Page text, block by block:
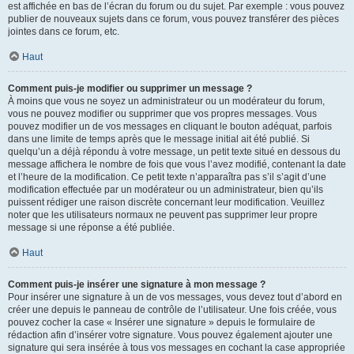
est affichée en bas de l’écran du forum ou du sujet. Par exemple : vous pouvez
publier de nouveaux sujets dans ce forum, vous pouvez transférer des pièces
jointes dans ce forum, etc.
Haut
Comment puis-je modifier ou supprimer un message ?
À moins que vous ne soyez un administrateur ou un modérateur du forum,
vous ne pouvez modifier ou supprimer que vos propres messages. Vous
pouvez modifier un de vos messages en cliquant le bouton adéquat, parfois
dans une limite de temps après que le message initial ait été publié. Si
quelqu’un a déjà répondu à votre message, un petit texte situé en dessous du
message affichera le nombre de fois que vous l’avez modifié, contenant la date
et l’heure de la modification. Ce petit texte n’apparaîtra pas s’il s’agit d’une
modification effectuée par un modérateur ou un administrateur, bien qu’ils
puissent rédiger une raison discrète concernant leur modification. Veuillez
noter que les utilisateurs normaux ne peuvent pas supprimer leur propre
message si une réponse a été publiée.
Haut
Comment puis-je insérer une signature à mon message ?
Pour insérer une signature à un de vos messages, vous devez tout d’abord en
créer une depuis le panneau de contrôle de l’utilisateur. Une fois créée, vous
pouvez cocher la case « Insérer une signature » depuis le formulaire de
rédaction afin d’insérer votre signature. Vous pouvez également ajouter une
signature qui sera insérée à tous vos messages en cochant la case appropriée